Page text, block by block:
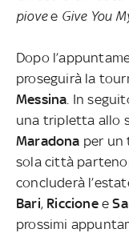
piovee Give You
Dopo
proseguirà la
Messina . In
una tripletta allo
Maradona per un
sola città
concluderà
Bari, Riccionee
prossimi